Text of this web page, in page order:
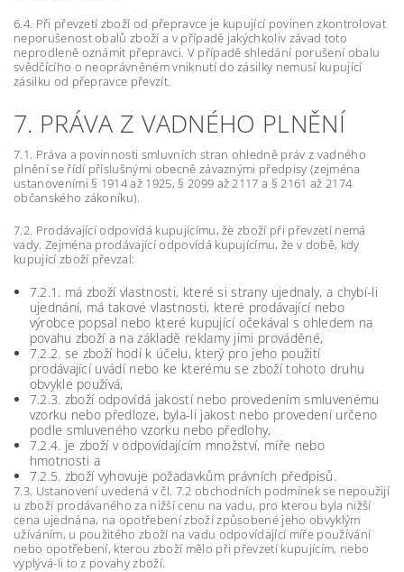
6.4. Při převzetí zboží od přepravce je kupující povinen zkontrolovat
neporušenost obalů zboží a v případě jakýchkoliv závad toto
neprodleně oznámit přepravci. V případě shledání porušení obalu
svědčícího o neoprávněném vniknutí do zásilky nemusí kupující
zásilku od přepravce převzít.
7. PRÁVA Z VADNÉHO PLNĚNÍ
7.1. Práva a povinnosti smluvních stran ohledně práv z vadného
plnění se řídí příslušnými obecně závaznými předpisy (zejména
ustanoveními § 1914 až 1925, § 2099 až 2117 a § 2161 až 2174
občanského zákoníku).
7.2. Prodávající odpovídá kupujícímu, že zboží při převzetí nemá
vady. Zejména prodávající odpovídá kupujícímu, že v době, kdy
kupující zboží převzal:
7.2.1. má zboží vlastnosti, které si strany ujednaly, a chybí-li
ujednání, má takové vlastnosti, které prodávající nebo
výrobce popsal nebo které kupující očekával s ohledem na
povahu zboží a na základě reklamy jimi prováděné,
7.2.2. se zboží hodí k účelu, který pro jeho použití
prodávající uvádí nebo ke kterému se zboží tohoto druhu
obvykle používá,
7.2.3. zboží odpovídá jakostí nebo provedením smluvenému
vzorku nebo předloze, byla-li jakost nebo provedení určeno
podle smluveného vzorku nebo předlohy,
7.2.4. je zboží v odpovídajícím množství, míře nebo
hmotnosti a
7.2.5. zboží vyhovuje požadavkům právních předpisů.
7.3. Ustanovení uvedená v čl. 7.2 obchodních podmínek se nepoužijí
u zboží prodávaného za nižší cenu na vadu, pro kterou byla nižší
cena ujednána, na opotřebení zboží způsobené jeho obvyklým
užíváním, u použitého zboží na vadu odpovídající míře používání
nebo opotřebení, kterou zboží mělo při převzetí kupujícím, nebo
vyplývá-li to z povahy zboží.